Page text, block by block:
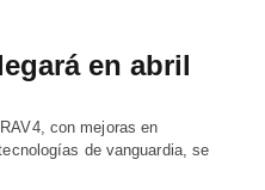
en abril
con mejoras en
de vanguardia, se